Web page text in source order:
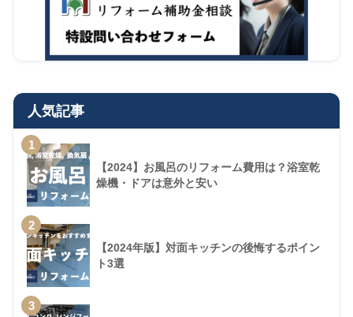
人気記事
1
【2024】お風呂のリフォーム費用は？浴室乾
燥機・ドアは意外と安い
2
【2024年版】対面キッチンの後悔するポイン
ト3選
3